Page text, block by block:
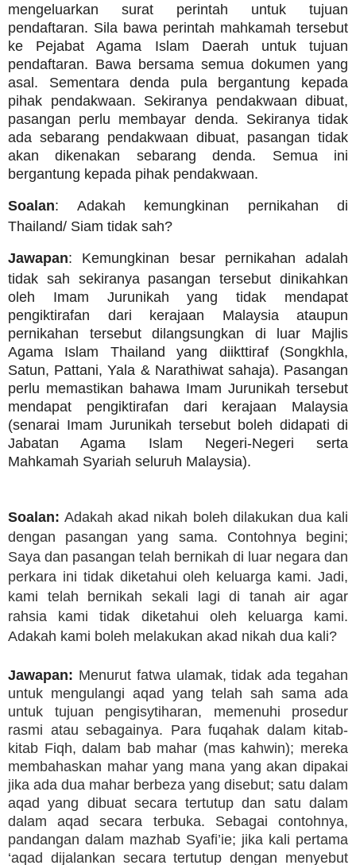
mengeluarkan surat perintah untuk tujuan
pendaftaran. Sila bawa perintah mahkamah tersebut
ke Pejabat Agama Islam Daerah untuk tujuan
pendaftaran. Bawa bersama semua dokumen yang
asal. Sementara denda pula bergantung kepada
pihak pendakwaan. Sekiranya pendakwaan dibuat,
pasangan perlu membayar denda. Sekiranya tidak
ada sebarang pendakwaan dibuat, pasangan tidak
akan dikenakan sebarang denda. Semua ini
bergantung kepada pihak pendakwaan.
Soalan: Adakah kemungkinan pernikahan di
Thailand/ Siam tidak sah?
Jawapan: Kemungkinan besar pernikahan adalah
tidak sah sekiranya pasangan tersebut dinikahkan
oleh Imam Jurunikah yang tidak mendapat
pengiktirafan dari kerajaan Malaysia ataupun
pernikahan tersebut dilangsungkan di luar Majlis
Agama Islam Thailand yang diikttiraf (Songkhla,
Satun, Pattani, Yala & Narathiwat sahaja). Pasangan
perlu memastikan bahawa Imam Jurunikah tersebut
mendapat pengiktirafan dari kerajaan Malaysia
(senarai Imam Jurunikah tersebut boleh didapati di
Jabatan Agama Islam Negeri-Negeri serta
Mahkamah Syariah seluruh Malaysia).
Soalan: Adakah akad nikah boleh dilakukan dua kali
dengan pasangan yang sama. Contohnya begini;
Saya dan pasangan telah bernikah di luar negara dan
perkara ini tidak diketahui oleh keluarga kami. Jadi,
kami telah bernikah sekali lagi di tanah air agar
rahsia kami tidak diketahui oleh keluarga kami.
Adakah kami boleh melakukan akad nikah dua kali?
Jawapan: Menurut fatwa ulamak, tidak ada tegahan
untuk mengulangi aqad yang telah sah sama ada
untuk tujuan pengisytiharan, memenuhi prosedur
rasmi atau sebagainya. Para fuqahak dalam kitab-
kitab Fiqh, dalam bab mahar (mas kahwin); mereka
membahaskan mahar yang mana yang akan dipakai
jika ada dua mahar berbeza yang disebut; satu dalam
aqad yang dibuat secara tertutup dan satu dalam
dalam aqad secara terbuka. Sebagai contohnya,
pandangan dalam mazhab Syafi’ie; jika kali pertama
‘aqad dijalankan secara tertutup dengan menyebut